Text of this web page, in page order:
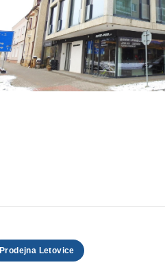
Prodejna Letovice